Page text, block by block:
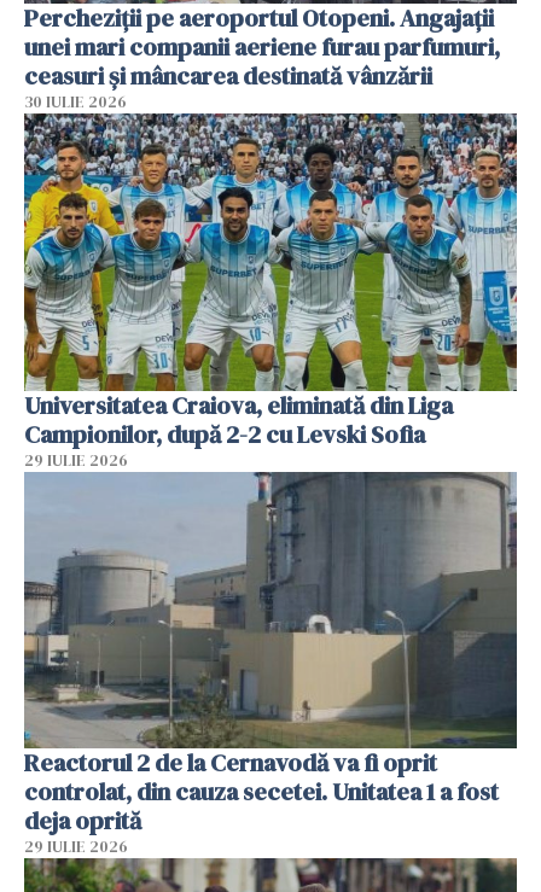
Percheziții pe aeroportul Otopeni. Angajații
unei mari companii aeriene furau parfumuri,
ceasuri și mâncarea destinată vânzării
30 IULIE 2026
Universitatea Craiova, eliminată din Liga
Campionilor, după 2-2 cu Levski Sofia
29 IULIE 2026
Reactorul 2 de la Cernavodă va fi oprit
controlat, din cauza secetei. Unitatea 1 a fost
deja oprită
29 IULIE 2026